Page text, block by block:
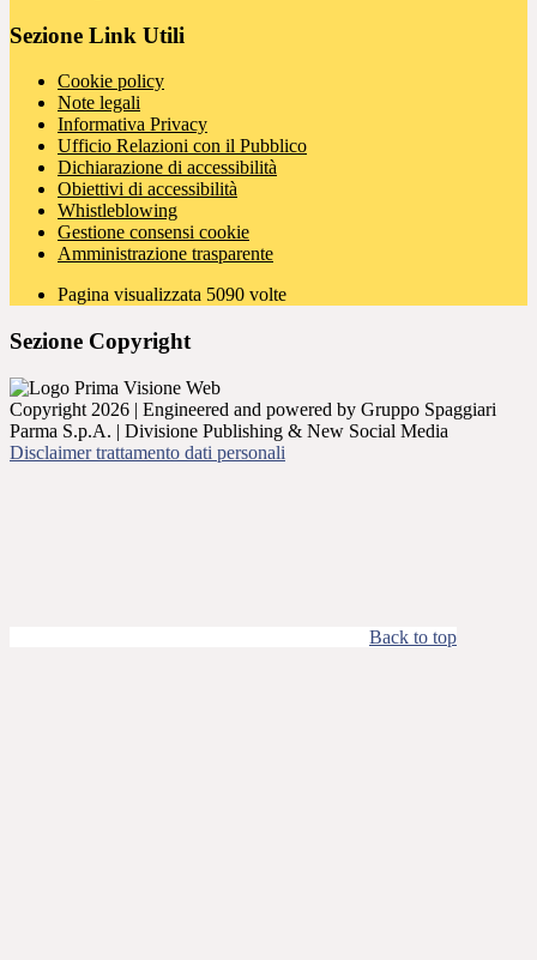
Sezione Link Utili
Cookie policy
Note legali
Informativa Privacy
Ufficio Relazioni con il Pubblico
Dichiarazione di accessibilità
Obiettivi di accessibilità
Whistleblowing
Gestione consensi cookie
Amministrazione trasparente
Pagina visualizzata 5090 volte
Sezione Copyright
Copyright 2026 | Engineered and powered by Gruppo Spaggiari
Parma S.p.A. | Divisione Publishing & New Social Media
Disclaimer trattamento dati personali
Back to top